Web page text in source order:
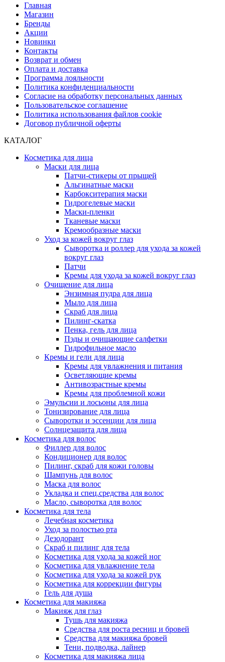
Главная
Магазин
Бренды
Акции
Новинки
Контакты
Возврат и обмен
Оплата и доставка
Программа лояльности
Политика конфиденциальности
Согласие на обработку персональных данных
Пользовательское соглашение
Политика использования файлов cookie
Договор публичной оферты
КАТАЛОГ
Косметика для лица
Маски для лица
Патчи-стикеры от прыщей
Альгинатные маски
Карбокситерапия маски
Гидрогелевые маски
Маски-пленки
Тканевые маски
Кремообразные маски
Уход за кожей вокруг глаз
Сыворотка и роллер для ухода за кожей
вокруг глаз
Патчи
Кремы для ухода за кожей вокруг глаз
Очищение для лица
Энзимная пудра для лица
Мыло для лица
Скраб для лица
Пилинг-скатка
Пенка, гель для лица
Пэды и очищающие салфетки
Гидрофильное масло
Кремы и гели для лица
Кремы для увлажнения и питания
Осветляющие кремы
Антивозрастные кремы
Кремы для проблемной кожи
Эмульсии и лосьоны для лица
Тонизирование для лица
Сыворотки и эссенции для лица
Солнцезащита для лица
Косметика для волос
Филлер для волос
Кондиционер для волос
Пилинг, скраб для кожи головы
Шампунь для волос
Маска для волос
Укладка и спец.средства для волос
Масло, сыворотка для волос
Косметика для тела
Лечебная косметика
Уход за полостью рта
Дезодорант
Скраб и пилинг для тела
Косметика для ухода за кожей ног
Косметика для увлажнение тела
Косметика для ухода за кожей рук
Косметика для коррекции фигуры
Гель для душа
Косметика для макияжа
Макияж для глаз
Тушь для макияжа
Средства для роста ресниц и бровей
Средства для макияжа бровей
Тени, подводка, лайнер
Косметика для макияжа лица